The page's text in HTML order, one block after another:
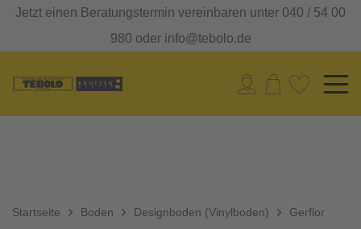
Jetzt einen Beratungstermin vereinbaren unter 040 / 54 00
980 oder info@tebolo.de
Startseite Boden
Designboden (Vinylboden)
Gerflor